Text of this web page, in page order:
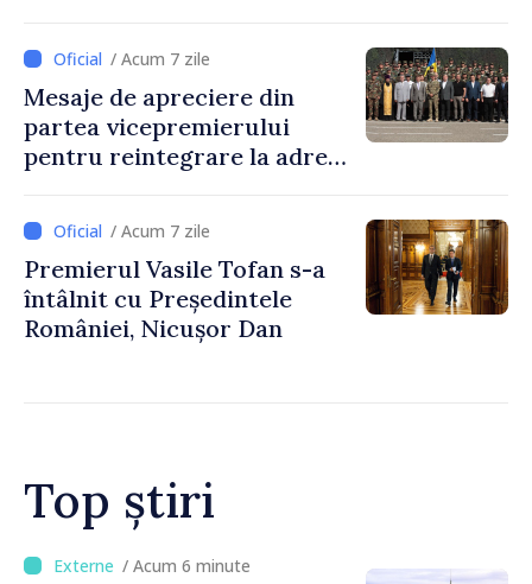
apropierea dintre țările
noastre în mai multe
investiții și oportunități
pentru oameni”
/ Acum 7 zile
Mesaje de apreciere din
partea vicepremierului
pentru reintegrare la adresa
Republicii Moldova de
menținerea păcii și ordinii de
drept în perimetrul Zonei de
Securitate
/ Acum 7 zile
Premierul Vasile Tofan s-a
întâlnit cu Președintele
României, Nicușor Dan
Top știri
/ Acum 18 minute